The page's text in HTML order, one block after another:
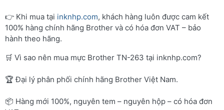
👉 Khi mua tại inknhp.com, khách hàng luôn được cam kết
100% hàng chính hãng Brother và có hóa đơn VAT – bảo
hành theo hãng.
🛒 Vì sao nên mua mực Brother TN-263 tại inknhp.com?
🏆 Đại lý phân phối chính hãng Brother Việt Nam.
📦 Hàng mới 100%, nguyên tem – nguyên hộp – có hóa đơn